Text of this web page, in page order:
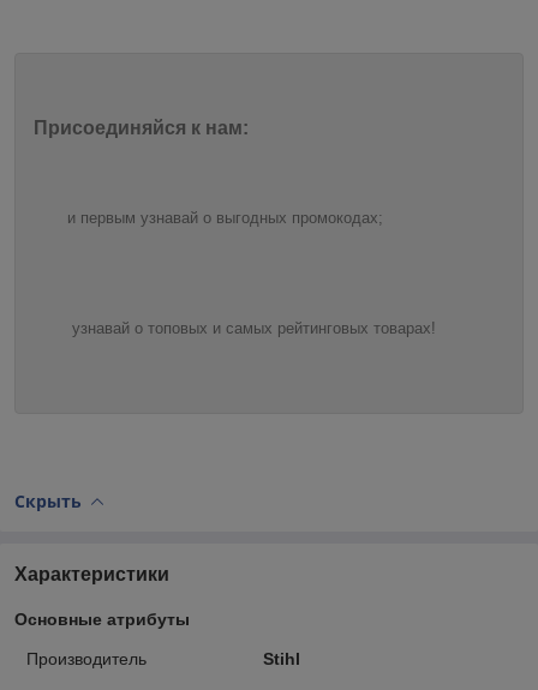
Присоединяйся к нам:
и первым узнавай о выгодных промокодах;
узнавай о топовых и самых рейтинговых товарах!
Скрыть
Характеристики
Основные атрибуты
Производитель Stihl